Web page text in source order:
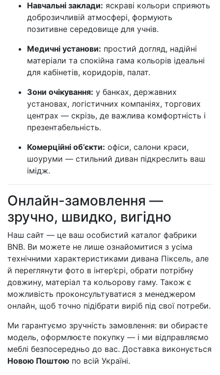
Навчальні заклади: яскраві кольори сприяють
доброзичливій атмосфері, формують
позитивне середовище для учнів.
Медичні установи: простий догляд, надійні
матеріали та спокійна гама кольорів ідеальні
для кабінетів, коридорів, палат.
Зони очікування: у банках, державних
установах, логістичних компаніях, торгових
центрах — скрізь, де важлива комфортність і
презентабельність.
Комерційні об’єкти: офіси, салони краси,
шоуруми — стильний диван підкреслить ваш
імідж.
Онлайн-замовлення —
зручно, швидко, вигідно
Наш сайт — це ваш особистий каталог фабрики
BNB. Ви можете не лише ознайомитися з усіма
технічними характеристиками дивана Піксель, але
й переглянути фото в інтер’єрі, обрати потрібну
довжину, матеріал та кольорову гаму. Також є
можливість проконсультуватися з менеджером
онлайн, щоб точно підібрати виріб під свої потреби.
Ми гарантуємо зручність замовлення: ви обираєте
модель, оформлюєте покупку — і ми відправляємо
меблі безпосередньо до вас. Доставка виконується
Новою Поштою по всій Україні.